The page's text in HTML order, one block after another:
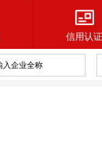
信用认证